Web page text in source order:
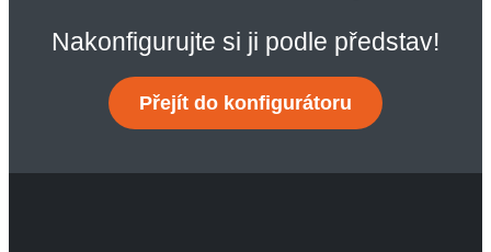
Nakonfigurujte si ji podle představ!
Přejít do konfigurátoru